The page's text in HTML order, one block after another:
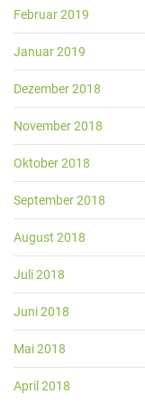
Februar 2019
Januar 2019
Dezember 2018
November 2018
Oktober 2018
September 2018
August 2018
Juli 2018
Juni 2018
Mai 2018
April 2018